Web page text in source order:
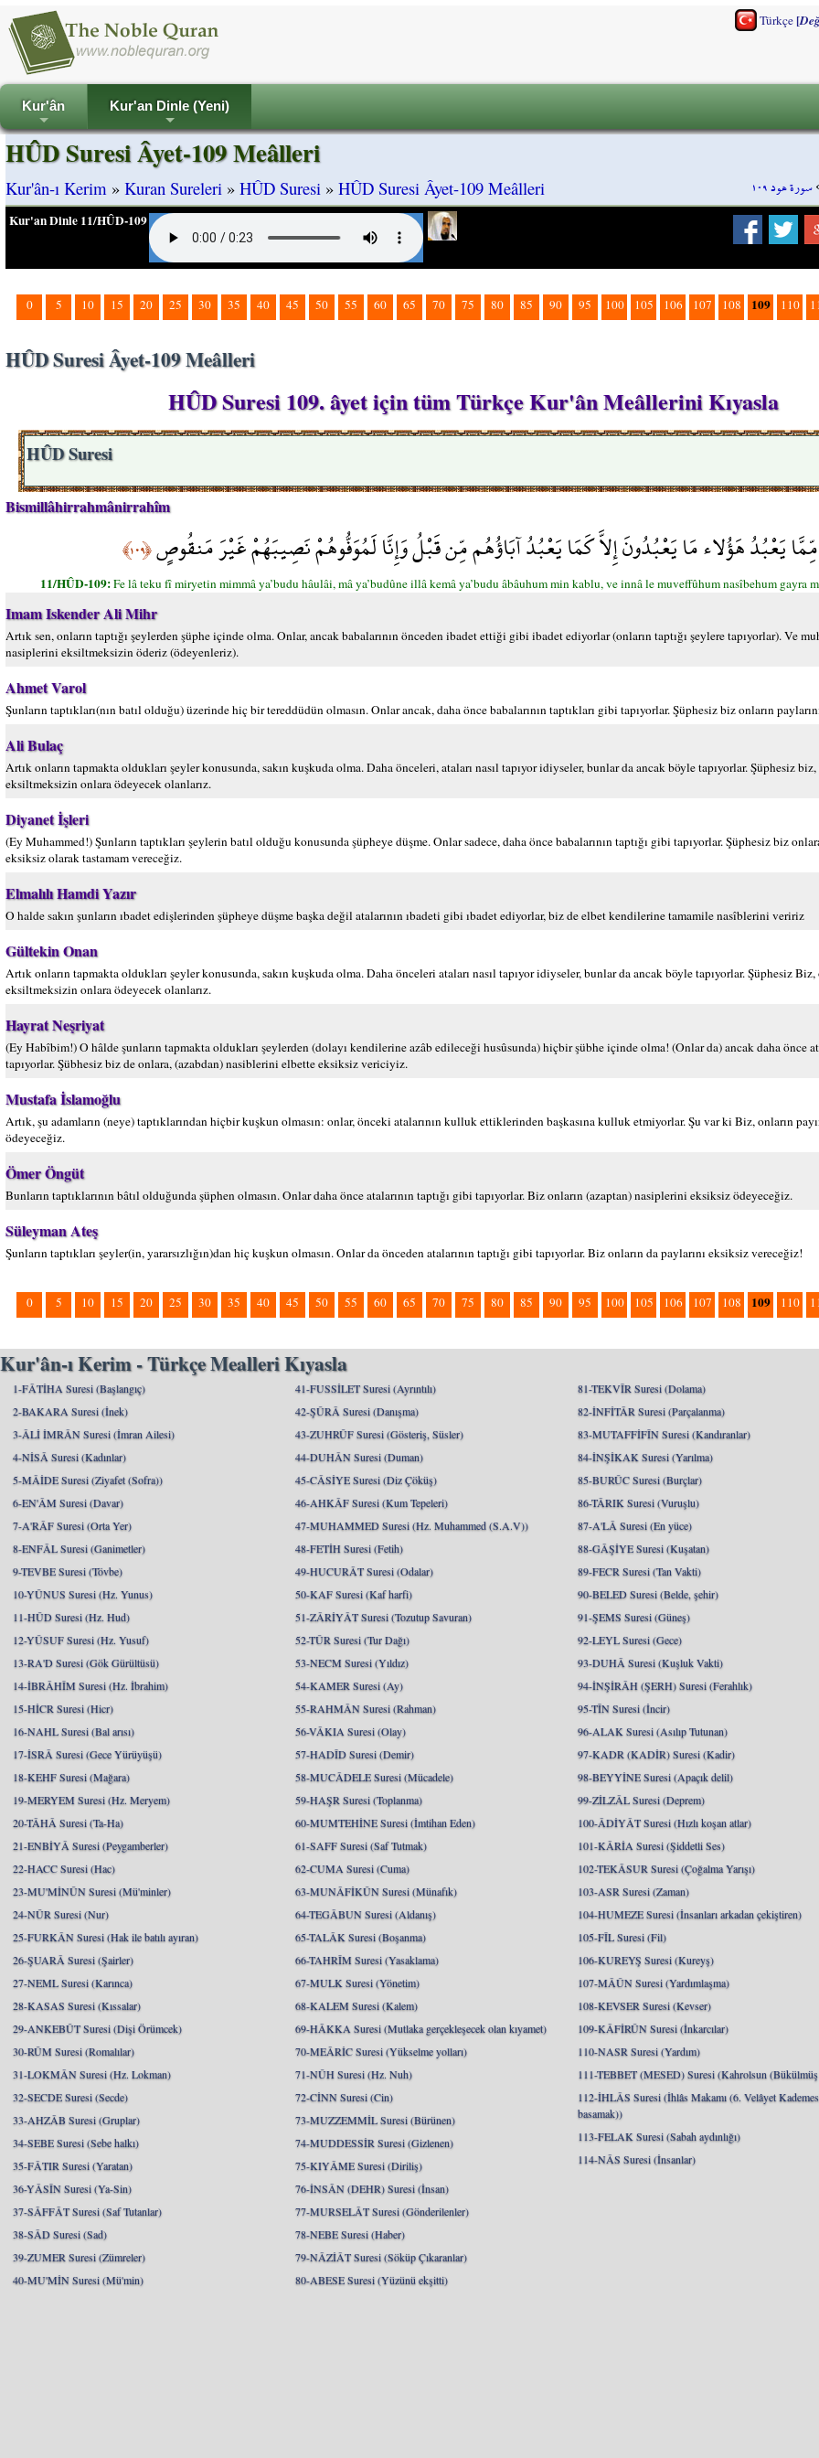
Türkçe[
+
Kur'ân
+
Kur'an Dinle (Yeni)
سورة هود ١٠٩
HÛD Suresi Âyet-109 Meâlleri
Kur'ân-ı Kerim » Kuran Sureleri » HÛD Suresi » HÛD Suresi Âyet-109 Meâlleri
Kur'an Dinle 11/HÛD-109
0 5 10 15 20 25 30 35 40 45 50 55 60 65 70 75 80 85 90 95 100 105 106 107 108 109 110
HÛD Suresi Âyet-109 Meâlleri
HÛD Suresi 109. âyet için tüm Türkçe Kur'ân Meâllerini Kıyasla
HÛD Suresi
Bismillâhirrahmânirrahîm
يَعْبُدُ هَؤُلاء مَا يَعْبُدُونَ إِلاَّ كَمَا يَعْبُدُ آبَاؤُهُم مِّن قَبْلُ وَإِنَّا لَمُوَفُّوهُمْ نَصِيبَهُمْ غَيْرَ مَنقُوصٍ﴿١٠٩﴾
11/HÛD-109:Fe lâ teku fî miryetin mimmâ ya’budu hâulâi, mâ ya’budûne illâ kemâ ya’budu âbâuhum min kablu, ve innâ le muveffûhum nasîbehum gayra
Imam Iskender Ali Mihr
Artık sen, onların taptığı şeylerden şüphe içinde olma. Onlar, ancak babalarının önceden ibadet ettiği gibi ibadet ediyorlar (onların taptığı şeylere tapıyorlar). Ve
nasiplerini eksiltmeksizin öderiz (ödeyenleriz).
Ahmet Varol
Şunların taptıkları(nın batıl olduğu) üzerinde hiç bir tereddüdün olmasın. Onlar ancak, daha önce babalarının taptıkları gibi tapıyorlar. Şüphesiz biz onların
Ali Bulaç
Artık onların tapmakta oldukları şeyler konusunda, sakın kuşkuda olma. Daha önceleri, ataları nasıl tapıyor idiyseler, bunlar da ancak böyle tapıyorlar. Şüphesiz biz,
eksiltmeksizin onlara ödeyecek olanlarız.
Diyanet İşleri
(Ey Muhammed!) Şunların taptıkları şeylerin batıl olduğu konusunda şüpheye düşme. Onlar sadece, daha önce babalarının taptığı gibi tapıyorlar. Şüphesiz biz
eksiksiz olarak tastamam vereceğiz.
Elmalılı Hamdi Yazır
O halde sakın şunların ıbadet edişlerinden şüpheye düşme başka değil atalarının ıbadeti gibi ıbadet ediyorlar, biz de elbet kendilerine tamamile nasîblerini veririz
Gültekin Onan
Artık onların tapmakta oldukları şeyler konusunda, sakın kuşkuda olma. Daha önceleri ataları nasıl tapıyor idiyseler, bunlar da ancak böyle tapıyorlar. Şüphesiz Biz,
eksiltmeksizin onlara ödeyecek olanlarız.
Hayrat Neşriyat
(Ey Habîbim!) O hâlde şunların tapmakta oldukları şeylerden (dolayı kendilerine azâb edileceği husûsunda) hiçbir şübhe içinde olma! (Onlar da) ancak daha önce
tapıyorlar. Şübhesiz biz de onlara, (azabdan) nasiblerini elbette eksiksiz vericiyiz.
Mustafa İslamoğlu
Artık, şu adamların (neye) taptıklarından hiçbir kuşkun olmasın: onlar, önceki atalarının kulluk ettiklerinden başkasına kulluk etmiyorlar. Şu var ki Biz, onların
ödeyeceğiz.
Ömer Öngüt
Bunların taptıklarının bâtıl olduğunda şüphen olmasın. Onlar daha önce atalarının taptığı gibi tapıyorlar. Biz onların (azaptan) nasiplerini eksiksiz ödeyeceğiz.
Süleyman Ateş
Şunların taptıkları şeyler(in, yararsızlığın)dan hiç kuşkun olmasın. Onlar da önceden atalarının taptığı gibi tapıyorlar. Biz onların da paylarını eksiksiz vereceğiz!
0 5 10 15 20 25 30 35 40 45 50 55 60 65 70 75 80 85 90 95 100 105 106 107 108 109 110
Kur'ân-ı Kerim - Türkçe Mealleri Kıyasla
1-FÂTİHA Suresi (Başlangıç)
2-BAKARA Suresi (İnek)
3-ÂLİ İMRÂN Suresi (İmran Ailesi)
4-NİSÂ Suresi (Kadınlar)
5-MÂİDE Suresi (Ziyafet (Sofra))
6-EN'ÂM Suresi (Davar)
7-A'RÂF Suresi (Orta Yer)
8-ENFÂL Suresi (Ganimetler)
9-TEVBE Suresi (Tövbe)
10-YÛNUS Suresi (Hz. Yunus)
11-HÛD Suresi (Hz. Hud)
12-YÛSUF Suresi (Hz. Yusuf)
13-RA'D Suresi (Gök Gürültüsü)
14-İBRÂHÎM Suresi (Hz. İbrahim)
15-HİCR Suresi (Hicr)
16-NAHL Suresi (Bal arısı)
17-İSRÂ Suresi (Gece Yürüyüşü)
18-KEHF Suresi (Mağara)
19-MERYEM Suresi (Hz. Meryem)
20-TÂHÂ Suresi (Ta-Ha)
21-ENBİYÂ Suresi (Peygamberler)
22-HACC Suresi (Hac)
23-MU'MİNÛN Suresi (Mü'minler)
24-NÛR Suresi (Nur)
25-FURKÂN Suresi (Hak ile batılı ayıran)
26-ŞUARÂ Suresi (Şairler)
27-NEML Suresi (Karınca)
28-KASAS Suresi (Kıssalar)
29-ANKEBÛT Suresi (Dişi Örümcek)
30-RÛM Suresi (Romalılar)
31-LOKMÂN Suresi (Hz. Lokman)
32-SECDE Suresi (Secde)
33-AHZÂB Suresi (Gruplar)
34-SEBE Suresi (Sebe halkı)
35-FÂTIR Suresi (Yaratan)
36-YÂSÎN Suresi (Ya-Sin)
37-SÂFFÂT Suresi (Saf Tutanlar)
38-SÂD Suresi (Sad)
39-ZUMER Suresi (Zümreler)
40-MU'MİN Suresi (Mü'min)
41-FUSSİLET Suresi (Ayrıntılı)
42-ŞÛRÂ Suresi (Danışma)
43-ZUHRÛF Suresi (Gösteriş, Süsler)
44-DUHÂN Suresi (Duman)
45-CÂSİYE Suresi (Diz Çöküş)
46-AHKÂF Suresi (Kum Tepeleri)
47-MUHAMMED Suresi (Hz. Muhammed (S.A.V))
48-FETİH Suresi (Fetih)
49-HUCURÂT Suresi (Odalar)
50-KAF Suresi (Kaf harfi)
51-ZÂRİYÂT Suresi (Tozutup Savuran)
52-TÛR Suresi (Tur Dağı)
53-NECM Suresi (Yıldız)
54-KAMER Suresi (Ay)
55-RAHMÂN Suresi (Rahman)
56-VÂKIA Suresi (Olay)
57-HADÎD Suresi (Demir)
58-MUCÂDELE Suresi (Mücadele)
59-HAŞR Suresi (Toplanma)
60-MUMTEHİNE Suresi (İmtihan Eden)
61-SAFF Suresi (Saf Tutmak)
62-CUMA Suresi (Cuma)
63-MUNÂFİKÛN Suresi (Münafık)
64-TEGÂBUN Suresi (Aldanış)
65-TALÂK Suresi (Boşanma)
66-TAHRÎM Suresi (Yasaklama)
67-MULK Suresi (Yönetim)
68-KALEM Suresi (Kalem)
69-HÂKKA Suresi (Mutlaka gerçekleşecek olan kıyamet)
70-MEÂRİC Suresi (Yükselme yolları)
71-NÛH Suresi (Hz. Nuh)
72-CİNN Suresi (Cin)
73-MUZZEMMİL Suresi (Bürünen)
74-MUDDESSİR Suresi (Gizlenen)
75-KIYÂME Suresi (Diriliş)
76-İNSÂN (DEHR) Suresi (İnsan)
77-MURSELÂT Suresi (Gönderilenler)
78-NEBE Suresi (Haber)
79-NÂZİÂT Suresi (Söküp Çıkaranlar)
80-ABESE Suresi (Yüzünü ekşitti)
81-TEKVÎR Suresi (Dolama)
82-İNFİTÂR Suresi (Parçalanma)
83-MUTAFFİFÎN Suresi (Kandıranlar)
84-İNŞİKAK Suresi (Yarılma)
85-BURÛC Suresi (Burçlar)
86-TÂRIK Suresi (Vuruşlu)
87-A'LÂ Suresi (En yüce)
88-GÂŞİYE Suresi (Kuşatan)
89-FECR Suresi (Tan Vakti)
90-BELED Suresi (Belde, şehir)
91-ŞEMS Suresi (Güneş)
92-LEYL Suresi (Gece)
93-DUHÂ Suresi (Kuşluk Vakti)
94-İNŞİRÂH (ŞERH) Suresi (Ferahlık)
95-TÎN Suresi (İncir)
96-ALAK Suresi (Asılıp Tutunan)
97-KADR (KADİR) Suresi (Kadir)
98-BEYYİNE Suresi (Apaçık delil)
99-ZİLZÂL Suresi (Deprem)
100-ÂDİYÂT Suresi (Hızlı koşan atlar)
101-KÂRİA Suresi (Şiddetli Ses)
102-TEKÂSUR Suresi (Çoğalma Yarışı)
103-ASR Suresi (Zaman)
104-HUMEZE Suresi (İnsanları arkadan çekiştiren)
105-FÎL Suresi (Fil)
106-KUREYŞ Suresi (Kureyş)
107-MÂÛN Suresi (Yardımlaşma)
108-KEVSER Suresi (Kevser)
109-KÂFİRÛN Suresi (İnkarcılar)
110-NASR Suresi (Yardım)
111-TEBBET (MESED) Suresi (Kahrolsun
112-İHLÂS Suresi (İhlâs Makamı (6. Velâyet
basamak))
113-FELAK Suresi (Sabah aydınlığı)
114-NÂS Suresi (İnsanlar)